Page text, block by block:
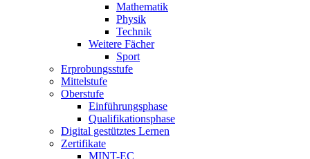
Mathematik
Physik
Technik
Weitere Fächer
Sport
Erprobungsstufe
Mittelstufe
Oberstufe
Einführungsphase
Qualifikationsphase
Digital gestütztes Lernen
Zertifikate
MINT-EC